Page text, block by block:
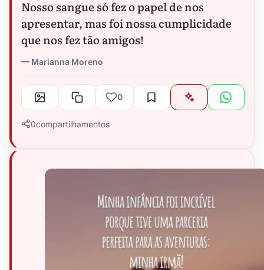
Nosso sangue só fez o papel de nos
apresentar, mas foi nossa cumplicidade
que nos fez tão amigos!
Marianna Moreno
0
0compartilhamentos